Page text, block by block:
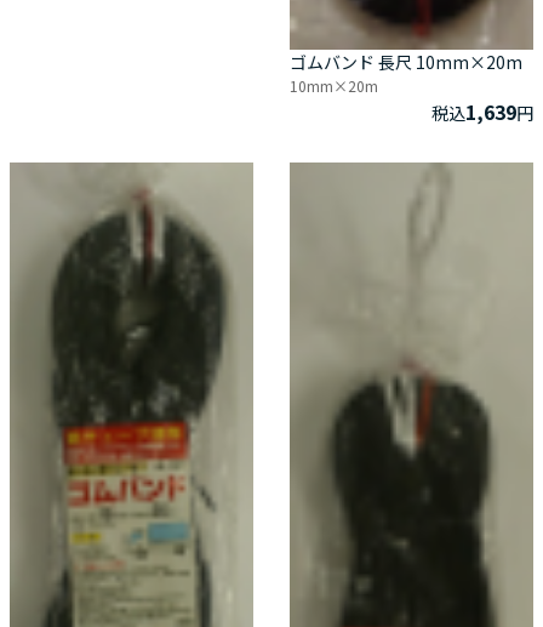
ゴムバンド 長尺 10mm×20m
10mm×20m
税込1,639円